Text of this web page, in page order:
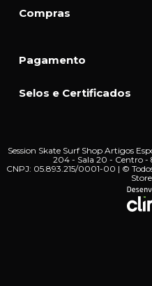
Compras
Pagamento
Selos e Certificados
Session Skate Surf Shop Artigos
204 - Sala 20 - Centro
CNPJ: 05.893.215/0001-00 | ©